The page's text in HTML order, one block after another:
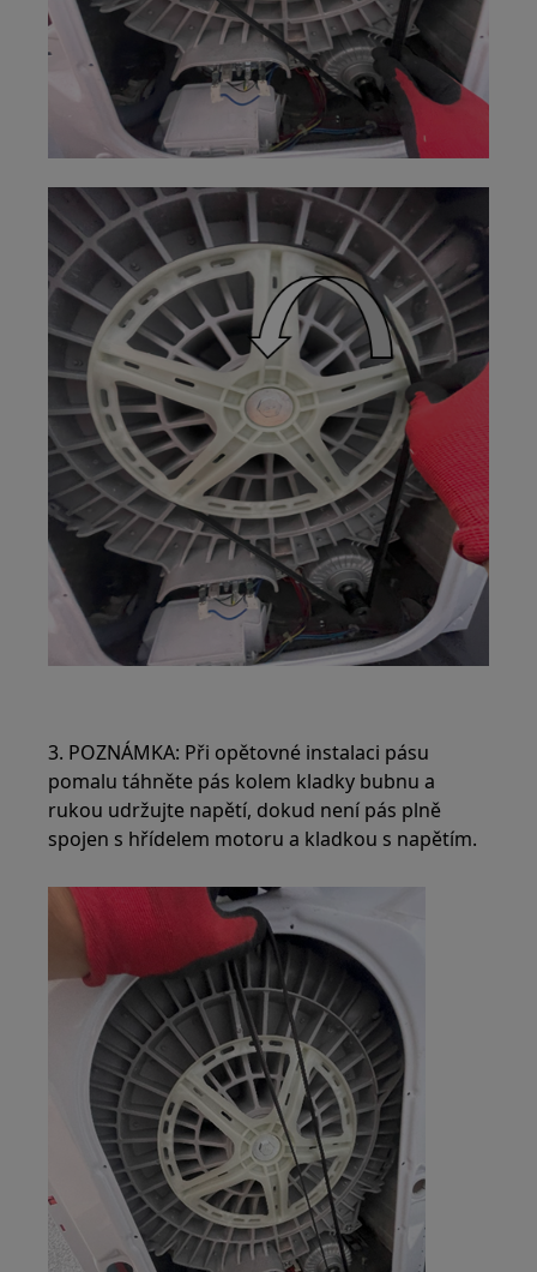
3. POZNÁMKA: Při opětovné instalaci pásu
pomalu táhněte pás kolem kladky bubnu a
rukou udržujte napětí, dokud není pás plně
spojen s hřídelem motoru a kladkou s napětím.